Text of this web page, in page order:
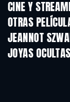
CINE Y
OTRAS
JEANNOT
JOYAS